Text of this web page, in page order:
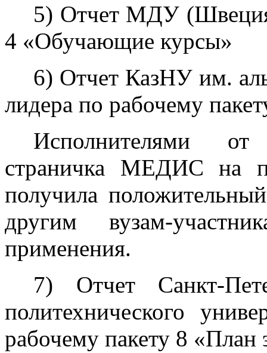
5) Отчет МДУ
4 «Обучающие курсы»
6) Отчет КазНУ им.
лидера по рабочему
Исполнителями
страничка МЕДИС на
получила
другим вузам-
применения.
7) Отчет Санкт-
политехнического
рабочему пакету 8 «План